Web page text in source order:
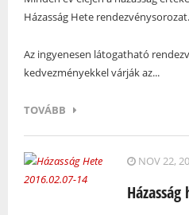
Házasság Hete rendezvénysorozat.
Az ingyenesen látogatható
kedvezményekkel várják az...
TOVÁBB
NOV 22,